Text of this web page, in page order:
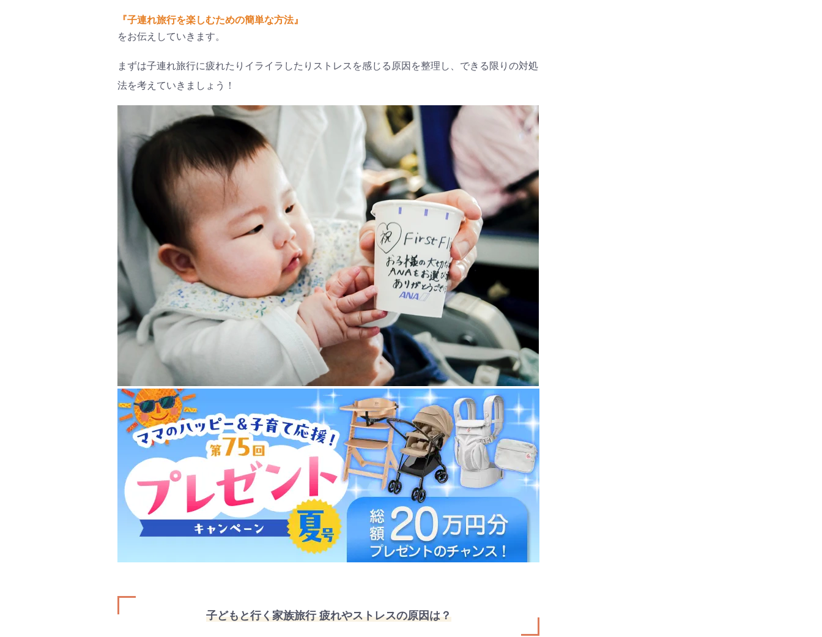
『子連れ旅行を楽しむための簡単な方法』
をお伝えしていきます。
まずは子連れ旅行に疲れたりイライラしたりストレスを感じる原因を整理し、できる限りの対処
法を考えていきましょう！
子どもと行く家族旅行 疲れやストレスの原因は？